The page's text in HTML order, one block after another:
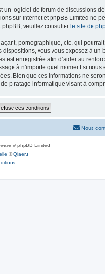
un logiciel de forum de discussions
sur internet et phpBB Limited ne
phpBB, veuillez consulter le site de
pornographique, etc. qui
vous vous exposez à
est enregistrée afin d’aider au
à n’importe quel moment si nous
Bien que ces informations ne
piratage informatique visant à
Nous
© phpBB Limited
©Qiaeru